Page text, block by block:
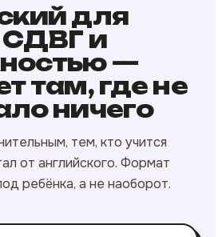
для
СДВГ и
—
там, где не
ничего
тем, кто учится
от английского. Формат
ребёнка, а не наоборот.